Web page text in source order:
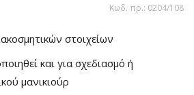
Κωδ. πρ.: 0204/108
στοιχείων
και για σχεδιασμό ή
μανικιούρ